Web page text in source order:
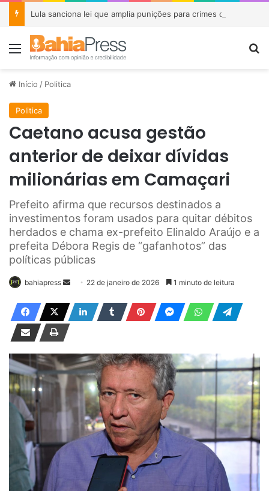
Menu
Início / Politica
Politica
Caetano acusa gestão
anterior de deixar dívidas
milionárias em Camaçari
Prefeito afirma que recursos destinados a
investimentos foram usados para quitar débitos
herdados e chama ex-prefeito Elinaldo Araújo e a
prefeita Débora Regis de “gafanhotos” das
políticas públicas
bahiapress
n
u
m
m
i
22 de janeiro de 2026 1 minuto de leitura